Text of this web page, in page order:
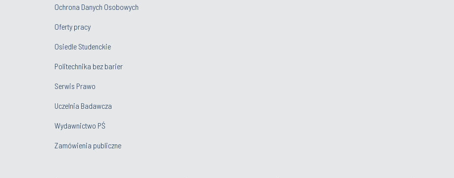
Ochrona Danych Osobowych
Oferty pracy
Osiedle Studenckie
Politechnika bez barier
Serwis Prawo
Uczelnia Badawcza
Wydawnictwo PŚ
Zamówienia publiczne